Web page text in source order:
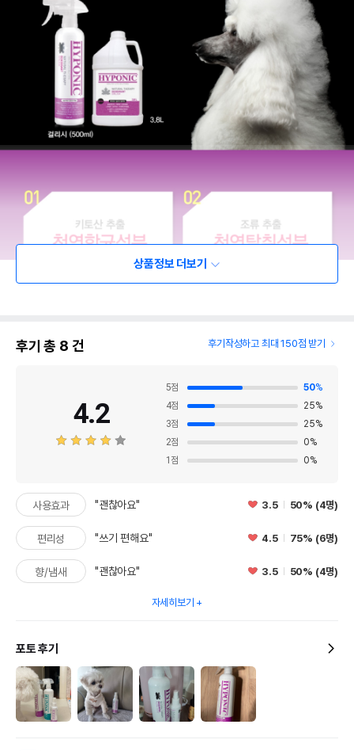
상품정보 더보기
후기 총 8 건 후기작성하고 최대 150점 받기
4.2
5점 50%
4점 25%
3점 25%
2점 0%
1 점 0%
사용효과 "괜찮아요" 3.5 50% (4명)
편리성 "쓰기 편해요" 4.5 75% (6명)
향/냄새 "괜찮아요" 3.5 50% (4명)
자세히보기
포토 후기